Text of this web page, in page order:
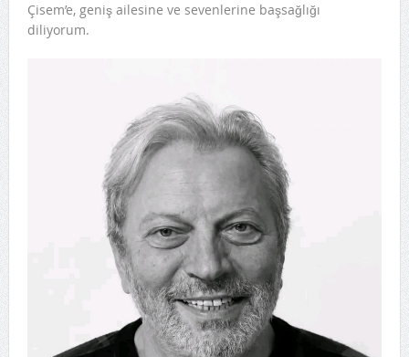
Çisem’e, geniş ailesine ve sevenlerine başsağlığı
diliyorum.